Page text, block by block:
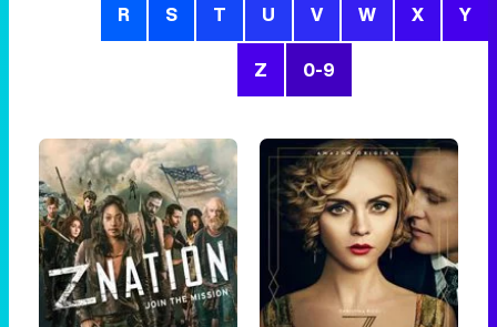
R S T U V W X Y
Z 0-9